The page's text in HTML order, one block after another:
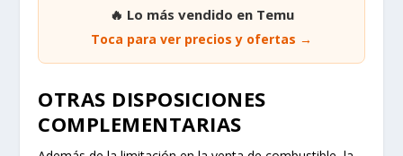
🔥 Lo más vendido en Temu
Toca para ver precios y ofertas →
OTRAS DISPOSICIONES
COMPLEMENTARIAS